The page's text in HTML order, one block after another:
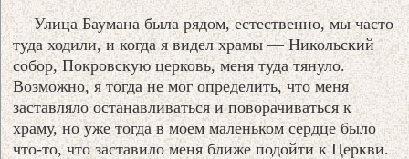
— Улица Баумана была рядом, естественно, мы часто
туда ходили, и когда я видел храмы — Никольский
собор, Покровскую церковь, меня туда тянуло.
Возможно, я тогда не мог определить, что меня
заставляло останавливаться и поворачиваться к
храму, но уже тогда в моем маленьком сердце было
что-то, что заставило меня ближе подойти к Церкви.